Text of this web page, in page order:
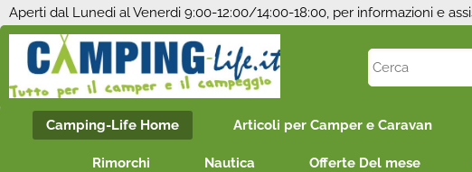
Aperti dal Lunedi al Venerdi 9:00-12:00/14:00-18:00, per informazioni e
Camping-Life Home Articoli per Camper e Caravan
Rimorchi Nautica Offerte Del mese